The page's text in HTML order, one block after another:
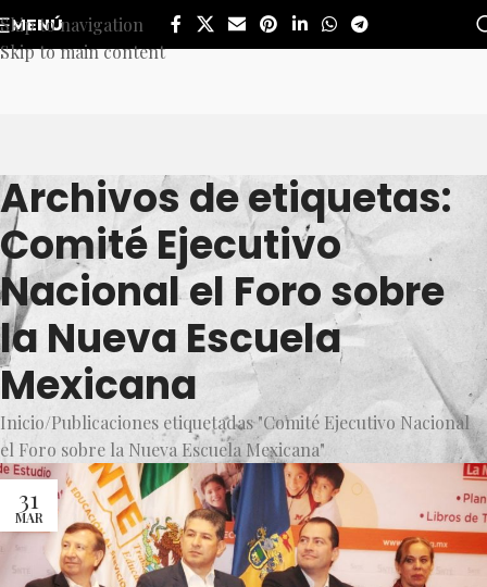
Skip to navigation
Skip to main content
MENÚ
Archivos de etiquetas:
Comité Ejecutivo
Nacional el Foro sobre
la Nueva Escuela
Mexicana
Inicio Publicaciones etiquetadas "Comité Ejecutivo Nacional
el Foro sobre la Nueva Escuela Mexicana"
31
MAR